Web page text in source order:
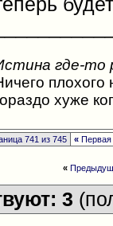
где-то
плохого
хуже
741 из 745 « Первая
«
3